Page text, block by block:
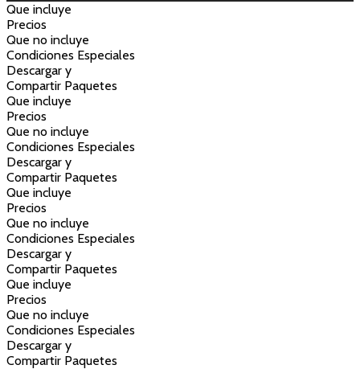
Que incluye
Precios
Que no incluye
Condiciones Especiales
Descargar y
Compartir Paquetes
Que incluye
Precios
Que no incluye
Condiciones Especiales
Descargar y
Compartir Paquetes
Que incluye
Precios
Que no incluye
Condiciones Especiales
Descargar y
Compartir Paquetes
Que incluye
Precios
Que no incluye
Condiciones Especiales
Descargar y
Compartir Paquetes